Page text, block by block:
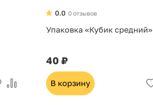
0 отзывов
0.0
Упаковка «Кубик средний»
40 ₽
В корзину